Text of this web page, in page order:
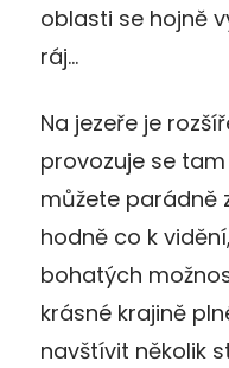
oblasti se hojně
ráj…
Na jezeře je
provozuje se
můžete parádně
hodně co k
bohatých
krásné krajině
navštívit několik